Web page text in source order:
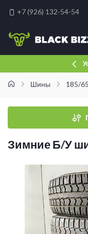
+7 (926) 132-54-54
Шины 185/
Зимние Б/У